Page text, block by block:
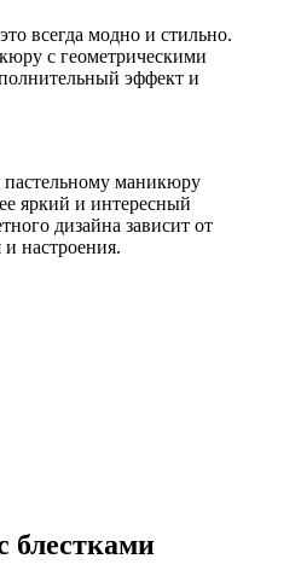
всегда модно и стильно.
с геометрическими
эффект и
пастельному маникюру
яркий и интересный
дизайна зависит от
настроения.